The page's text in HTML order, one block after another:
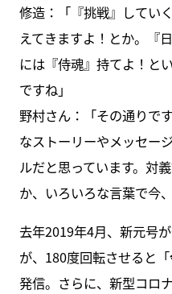
修造：「『挑戦』してい
えてきますよ！とか。『
には『侍魂』持てよ！と
ですね」
野村さん：「その通りで
なストーリーやメッセー
ルだと思っています。対
か、いろいろな言葉で今
去年2019年4月、新元号
が、180度回転させると「
発信。さらに、新型コロ